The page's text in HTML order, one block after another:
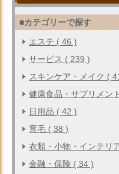
■カテゴリーで探す
エステ ( 46 )
サービス ( 239 )
スキンケア・メイク (
健康食品・サプリメン
日用品 ( 42 )
育毛 ( 38 )
衣類・小物・インテリ
金融・保険 ( 34 )